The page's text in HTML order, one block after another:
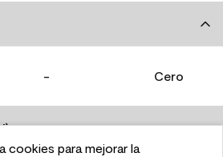
cookies para mejorar la
- Cero